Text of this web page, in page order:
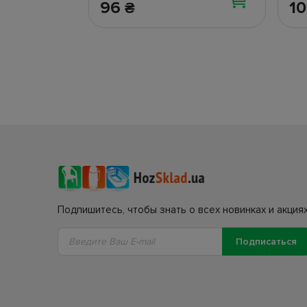
96 ₴
Подпишитесь, чтобы знать о всех новинках и
Подписаться